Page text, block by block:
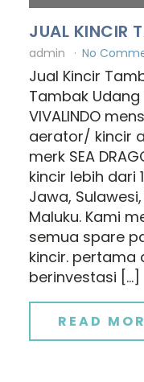
JUAL KINCIR
admin No
Jual Kincir
Tambak Udang
VIVALINDO
aerator/ kincir
merk SEA
kincir lebih dari
Jawa,
Maluku. Kami
semua spare
kincir. pertama
berinvestasi […]
READ